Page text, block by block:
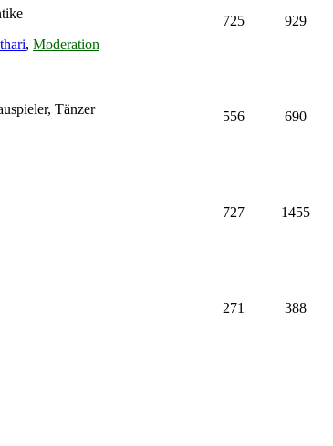
, Moderation
725 929
Tänzer
556 690
727 1455
271 388